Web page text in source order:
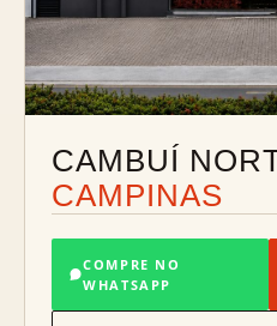
CAMBUÍ
CAMPINAS
COMPRE NO
WHATSAPP